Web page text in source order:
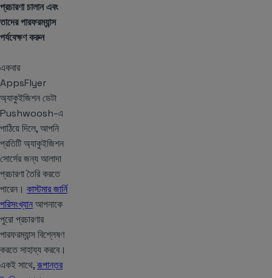
প্রচারণা চালান এবং
তাদের পারফরম্যান্স
পর্যবেক্ষণ করুন
একবার
AppsFlyer
অ্যাকুইজিশন ডেটা
Pushwoosh-এ
পাঠিয়ে দিলে, আপনি
প্রতিটি অ্যাকুইজিশন
সোর্সের জন্য আলাদা
প্রচারণা তৈরি করতে
পারেন। কাস্টমার জার্নি
পরিসংখ্যানআপনাকে
পুরো প্রচারণার
পারফরম্যান্স বিশ্লেষণ
করতে সাহায্য করবে।
একই সাথে,রূপান্তর